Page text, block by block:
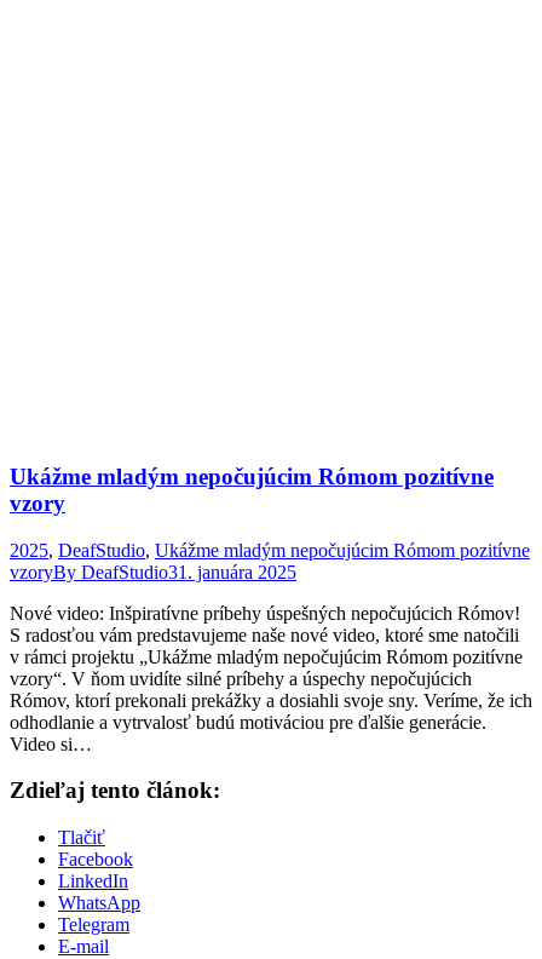
Ukážme mladým nepočujúcim Rómom pozitívne
vzory
2025, DeafStudio, Ukážme mladým nepočujúcim Rómom pozitívne
vzoryBy DeafStudio31. januára 2025
Nové video: Inšpiratívne príbehy úspešných nepočujúcich Rómov!
S radosťou vám predstavujeme naše nové video, ktoré sme natočili
v rámci projektu „Ukážme mladým nepočujúcim Rómom pozitívne
vzory“. V ňom uvidíte silné príbehy a úspechy nepočujúcich
Rómov, ktorí prekonali prekážky a dosiahli svoje sny. Veríme, že ich
odhodlanie a vytrvalosť budú motiváciou pre ďalšie generácie.
Video si…
Zdieľaj tento článok:
Tlačiť
Facebook
LinkedIn
WhatsApp
Telegram
E-mail